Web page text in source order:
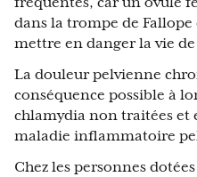
dans la trompe de
mettre en danger la vie
La douleur pelvienne
conséquence possible à
chlamydia non traitées et
maladie inflammatoire
Chez les personnes